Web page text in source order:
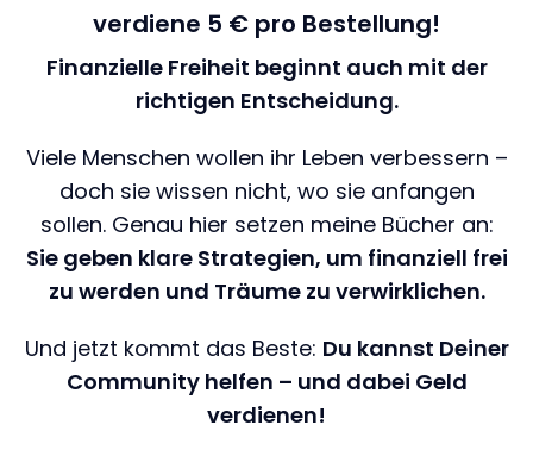
verdiene 5 € pro Bestellung!
Finanzielle Freiheit beginnt auch mit der
richtigen Entscheidung.
Viele Menschen wollen ihr Leben verbessern –
doch sie wissen nicht, wo sie anfangen
sollen. Genau hier setzen meine Bücher an:
Sie geben klare Strategien, um finanziell frei
zu werden und Träume zu verwirklichen.
Und jetzt kommt das Beste: Du kannst Deiner
Community helfen – und dabei Geld
verdienen!